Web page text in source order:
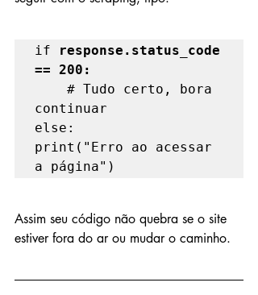
if
response.status_code
== 200:
continuar
else:
print("Erro ao acessar
a página")
Assim seu código não quebra se o site
estiver fora do ar ou mudar o caminho.